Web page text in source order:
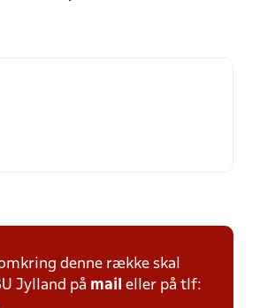
denne række skal
Jylland på mail eller på tlf: